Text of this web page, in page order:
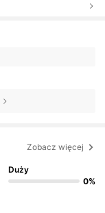
Zobacz więcej
Duży
0%